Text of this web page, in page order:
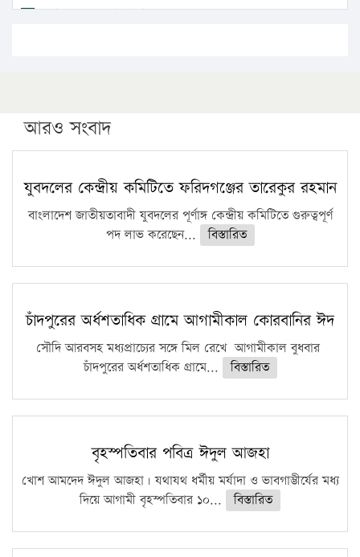
এবার লঞ্চের ভাড়া বাড়ল
পিএইচডি করছেন কুয়েটের কৃতি…
সারা দেশে বজ্রাঘাতে ১৪ জনের প্রাণহানি
কঠোর হচ্ছে এসএসসি ও এইচএসসি পরীক্ষা
ফরিদগঞ্জে আগুনে পুড়লো ৬ ব্যবসা প্রতিষ্ঠান
আরও সংবাদ
যুবদলের কেন্দ্রীয় কমিটিতে ফরিদগঞ্জের তারেকুর রহমান
বাংলাদেশ জাতীয়তাবাদী যুবদলের পূর্ণাঙ্গ কেন্দ্রীয় কমিটিতে গুরুত্বপূর্ণ
পদ লাভ করেছেন...
বিস্তারিত
চাঁদপুরের অর্ধশতাধিক গ্রামে আগামীকাল কোরবানির ঈদ
সৌদি আরবসহ মধ্যপ্রাচ্যের সঙ্গে মিল রেখে আগামীকাল বুধবার
চাঁদপুরের অর্ধশতাধিক গ্রামে...
বিস্তারিত
বৃহস্পতিবার পবিত্র ঈদুল আজহা
খোশ আমদেদ ঈদুল আজহা। যথাযথ ধর্মীয় মর্যাদা ও ভাবগাম্ভীর্যের মধ্য
দিয়ে আগামী বৃহস্পতিবার ১০...
বিস্তারিত